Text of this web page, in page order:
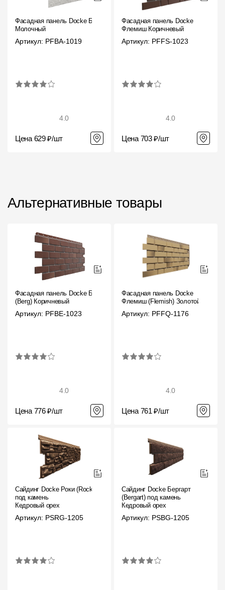
Фасадная панель Docke Бург
Молочный
Артикул: PFBA-1019
4.0
Цена 629 ₽/шт
Фасадная панель Docke
Флемиш Коричневый
Артикул: PFFS-1023
4.0
Цена 703 ₽/шт
Альтернативные товары
Фасадная панель Docke Берг
(Berg) Коричневый
Артикул: PFBE-1023
4.0
Цена 776 ₽/шт
Фасадная панель Docke
Флемиш (Flemish) Золотой
Артикул: PFFQ-1176
4.0
Цена 761 ₽/шт
Сайдинг Docke Роки (Rocky)
под камень
Кедровый орех
Артикул: PSRG-1205
Сайдинг Docke Бергарт
(Bergart) под камень
Кедровый орех
Артикул: PSBG-1205